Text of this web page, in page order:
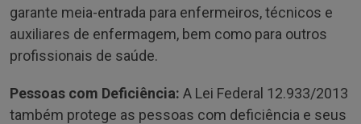
garante meia-entrada para enfermeiros, técnicos e
auxiliares de enfermagem, bem como para outros
profissionais de saúde.
Pessoas com Deficiência: A Lei Federal 12.933/2013
também protege as pessoas com deficiência e seus